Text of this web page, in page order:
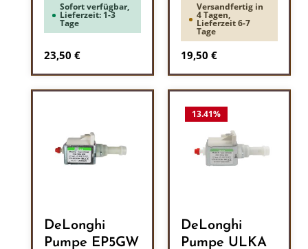
Sofort verfügbar,
Lieferzeit: 1-3
Tage
Regulärer Preis:
23,50 €
Versandfertig in
4 Tagen,
Lieferzeit 6-7
Tage
Regulärer Preis:
19,50 €
DeLonghi
Pumpe EP5GW
13.41%
DeLonghi
Pumpe ULKA